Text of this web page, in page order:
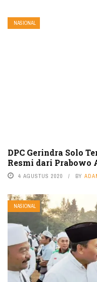
NASIONAL
DPC Gerindra Solo
Resmi dari Prabowo
4 AGUSTUS 2020 BY
NASIONAL